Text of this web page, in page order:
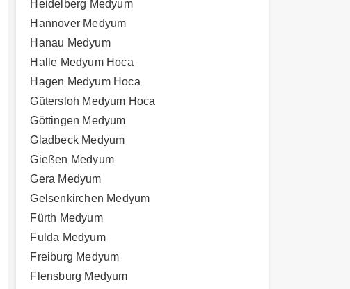
Heidelberg Medyum
Hannover Medyum
Hanau Medyum
Halle Medyum Hoca
Hagen Medyum Hoca
Gütersloh Medyum Hoca
Göttingen Medyum
Gladbeck Medyum
Gießen Medyum
Gera Medyum
Gelsenkirchen Medyum
Fürth Medyum
Fulda Medyum
Freiburg Medyum
Flensburg Medyum